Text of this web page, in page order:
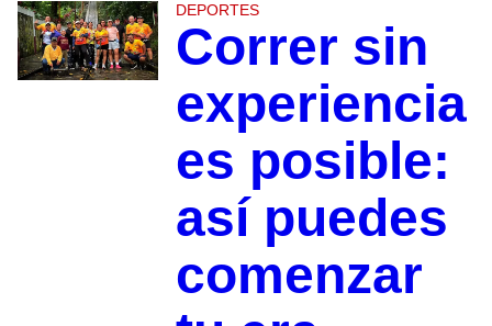
DEPORTES
Correr sin
experiencia
es posible:
así puedes
comenzar